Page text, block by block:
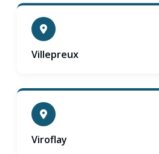
Villepreux
Viroflay